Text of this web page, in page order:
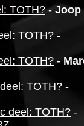
TOTH?- Joop
TOTH? -
TOTH? -
TOTH? -
deel: TOTH? -